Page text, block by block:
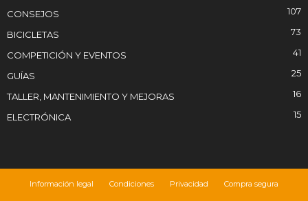
CONSEJOS 107
BICICLETAS 73
COMPETICIÓN Y EVENTOS 41
GUÍAS 25
TALLER, MANTENIMIENTO Y MEJORAS 16
ELECTRÓNICA 15
Información legal Condiciones Privacidad Compra segura